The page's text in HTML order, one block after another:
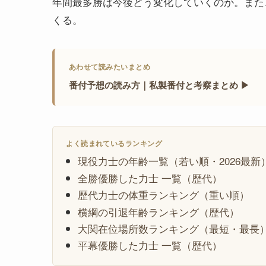
くる。
あわせて読みたいまとめ
番付予想の読み方｜私製番付と考察まとめ ▶
よく読まれているランキング
現役力士の年齢一覧（若い順・2026最新）
全勝優勝した力士 一覧（歴代）
歴代力士の体重ランキング（重い順）
横綱の引退年齢ランキング（歴代）
大関在位場所数ランキング（最短・最長）
平幕優勝した力士 一覧（歴代）